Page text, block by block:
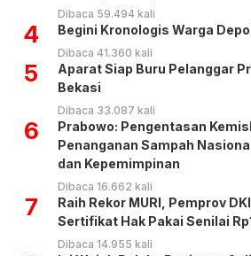
Dibaca 59.494 kali
4 Begini Kronologis Warga
Dibaca 41.360 kali
5
Aparat Siap Buru Pelanggar
Bekasi
Dibaca 33.087 kali
6
Prabowo: Pengentasan
Penanganan Sampah
dan Kepemimpinan
Dibaca 16.662 kali
7
Raih Rekor MURI, Pemprov
Sertifikat Hak Pakai Senilai
Dibaca 14.955 kali